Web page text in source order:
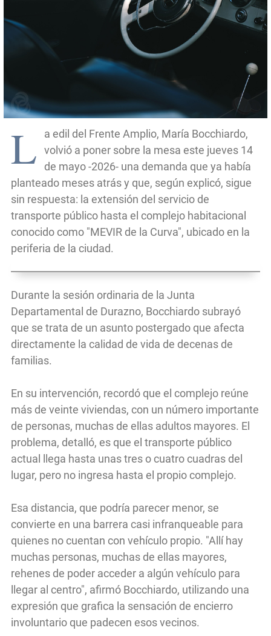
L
a edil del Frente Amplio, María Bocchiardo,
volvió a poner sobre la mesa este jueves 14
de mayo -2026- una demanda que ya había
planteado meses atrás y que, según explicó, sigue
sin respuesta: la extensión del servicio de
transporte público hasta el complejo habitacional
conocido como "MEVIR de la Curva", ubicado en la
periferia de la ciudad.
Durante la sesión ordinaria de la Junta
Departamental de Durazno, Bocchiardo subrayó
que se trata de un asunto postergado que afecta
directamente la calidad de vida de decenas de
familias.
En su intervención, recordó que el complejo reúne
más de veinte viviendas, con un número importante
de personas, muchas de ellas adultos mayores. El
problema, detalló, es que el transporte público
actual llega hasta unas tres o cuatro cuadras del
lugar, pero no ingresa hasta el propio complejo.
Esa distancia, que podría parecer menor, se
convierte en una barrera casi infranqueable para
quienes no cuentan con vehículo propio. "Allí hay
muchas personas, muchas de ellas mayores,
rehenes de poder acceder a algún vehículo para
llegar al centro", afirmó Bocchiardo, utilizando una
expresión que grafica la sensación de encierro
involuntario que padecen esos vecinos.